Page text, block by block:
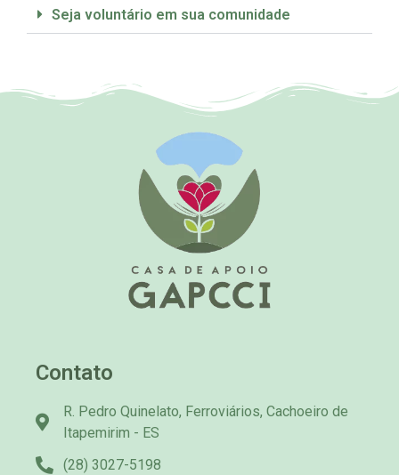
Seja voluntário em sua comunidade
Contato
R. Pedro Quinelato, Ferroviários, Cachoeiro de
Itapemirim - ES
(28) 3027-5198